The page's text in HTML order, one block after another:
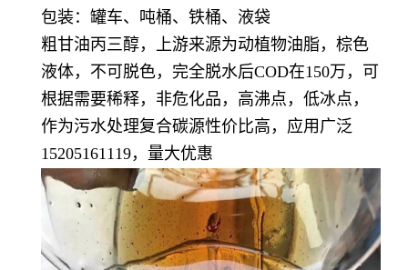
包装：罐车、吨桶、铁桶、液袋
粗甘油丙三醇，上游来源为动植物油脂，棕色
液体，不可脱色，完全脱水后COD在150万，可
根据需要稀释，非危化品，高沸点，低冰点，
作为污水处理复合碳源性价比高，应用广泛
15205161119，量大优惠